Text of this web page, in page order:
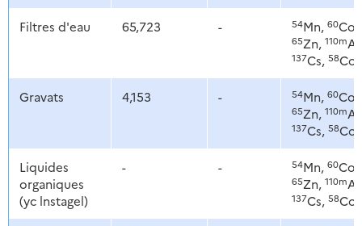
Filtres d'eau 65,723 - 54Mn, 60Co,
65Zn, 110m
137Cs, 58Co
Gravats 4,153 - 54Mn, 60Co,
65Zn, 110m
137Cs, 58Co
Liquides
organiques
(yc lnstagel)
- - 54Mn, 60Co,
65Zn, 110m
137Cs, 58Co